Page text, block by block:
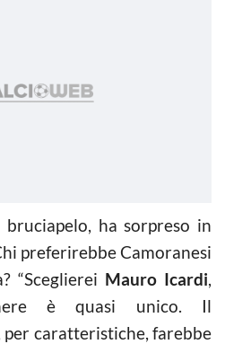
ha sorpreso in
preferirebbe Camoranesi
“Sceglierei Mauro Icardi,
è quasi unico. Il
caratteristiche, farebbe